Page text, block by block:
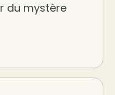
du mystère